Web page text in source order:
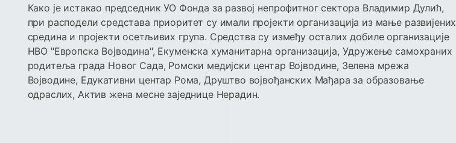
Како је истакао председник УО Фонда за развој непрофитног сектора Владимир Дулић,
при расподели средстава приоритет су имали пројекти организација из мање развијених
средина и пројекти осетљивих група. Средства су између осталих добиле организације
НВО "Европска Војводина", Екуменска хуманитарна организација, Удружење самохраних
родитеља града Новог Сада, Ромски медијски центар Војводине, Зелена мрежа
Војводине, Едукативни центар Рома, Друштво војвођанских Мађара за образовање
одраслих, Актив жена месне заједнице Нерадин.